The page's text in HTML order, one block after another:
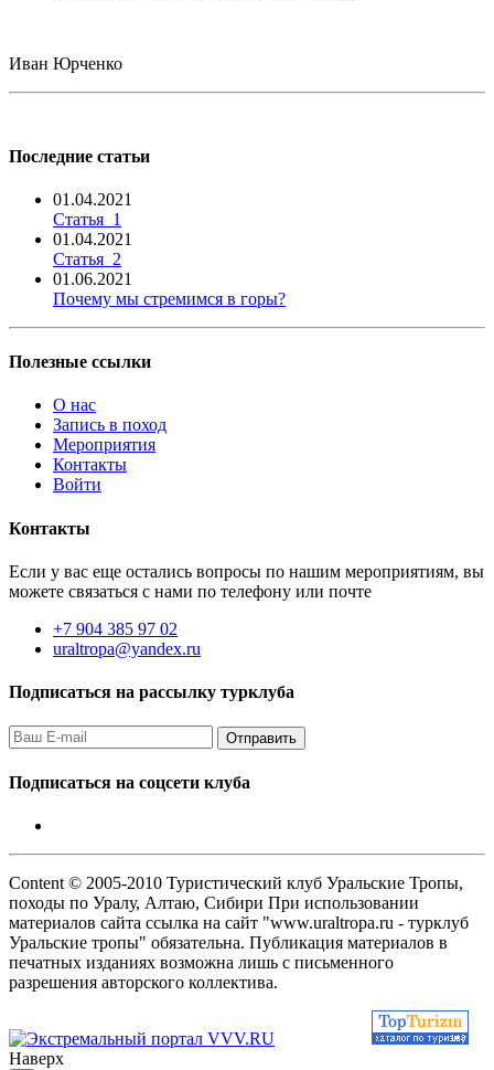
Иван Юрченко
Последние статьи
01.04.2021
Статья_1
01.04.2021
Статья_2
01.06.2021
Почему мы стремимся в горы?
Полезные ссылки
О нас
Запись в поход
Мероприятия
Контакты
Войти
Контакты
Если у вас еще остались вопросы по нашим мероприятиям, вы
можете связаться с нами по телефону или почте
+7 904 385 97 02
uraltropa@yandex.ru
Подписаться на рассылку турклуба
Подписаться на соцсети клуба
Content © 2005-2010 Туристический клуб Уральские Тропы,
походы по Уралу, Алтаю, Сибири При использовании
материалов сайта ссылка на сайт "www.uraltropa.ru - турклуб
Уральские тропы" обязательна. Публикация материалов в
печатных изданиях возможна лишь с письменного
разрешения авторского коллектива.
Наверх